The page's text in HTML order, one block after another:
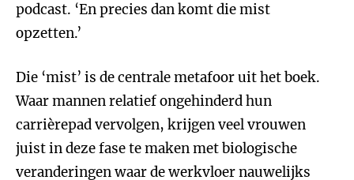
podcast. ‘En precies dan komt die mist
opzetten.’
Die ‘mist’ is de centrale metafoor uit het boek.
Waar mannen relatief ongehinderd hun
carrièrepad vervolgen, krijgen veel vrouwen
juist in deze fase te maken met biologische
veranderingen waar de werkvloer nauwelijks